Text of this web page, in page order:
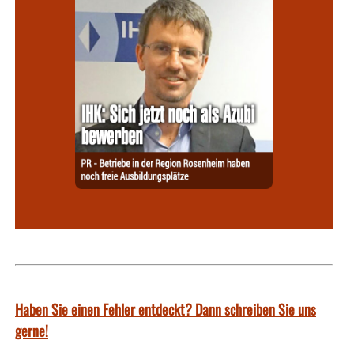
Haben Sie einen Fehler entdeckt? Dann schreiben Sie uns
gerne!